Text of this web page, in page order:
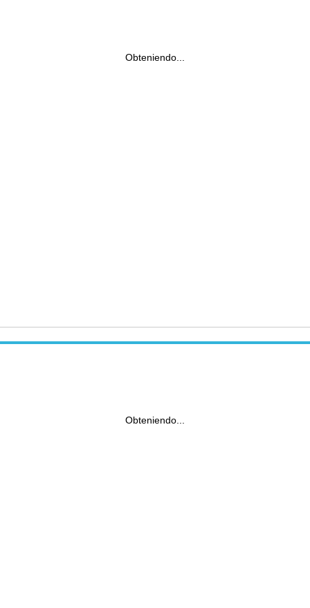
Obteniendo...
Obteniendo...